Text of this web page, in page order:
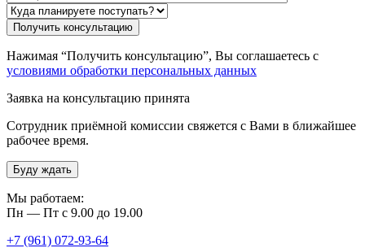
Нажимая “Получить консультацию”, Вы соглашаетесь с
условиями обработки персональных данных
Заявка на консультацию принята
Сотрудник приёмной комиссии свяжется с Вами в ближайшее
рабочее время.
Буду ждать
Мы работаем:
Пн — Пт с 9.00 до 19.00
+7 (961) 072-93-64